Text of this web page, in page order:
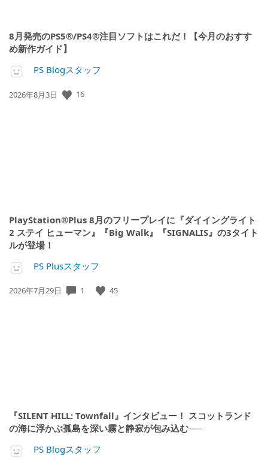
8月発売のPS5®/PS4®注目ソフトはこれだ！【今月のおすす
め新作ガイド】
PS Blogスタッフ
公
2026年8月3日 16
PlayStation®Plus 8月のフリープレイに『ダイイングライト
2 ステイ ヒューマン』『Big Walk』『SIGNALIS』の3タイト
ルが登場！
PS Plusスタッフ
公
2026年7月29日 1 45
『SILENT HILL: Townfall』インタビュー！ スコットランド
の海に浮かぶ孤島を深い霧と静寂が包み込む──
PS Blogスタッフ